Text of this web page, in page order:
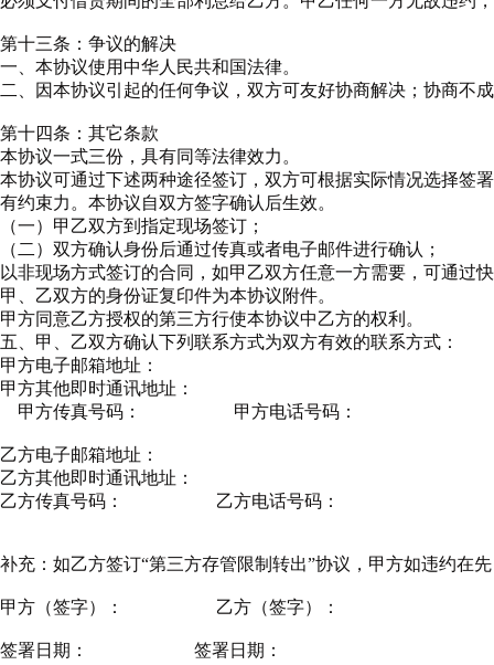
第十三条：争议的解决
一、本协议使用中华人民共和国法律。
二、因本协议引起的任何争议，双方可友好协商解决；协商不
第十四条：其它条款
本协议一式三份，具有同等法律效力。
本协议可通过下述两种途径签订，双方可根据实际情况选择签
有约束力。本协议自双方签字确认后生效。
（一）甲乙双方到指定现场签订；
（二）双方确认身份后通过传真或者电子邮件进行确认；
以非现场方式签订的合同，如甲乙双方任意一方需要，可通过
甲、乙双方的身份证复印件为本协议附件。
甲方同意乙方授权的第三方行使本协议中乙方的权利。
五、甲、乙双方确认下列联系方式为双方有效的联系方式：
甲方电子邮箱地址：
甲方其他即时通讯地址：
甲方传真号码： 甲方电话号码：
乙方电子邮箱地址：
乙方其他即时通讯地址：
乙方传真号码： 乙方电话号码：
补充：如乙方签订“第三方存管限制转出”协议，甲方如违约在
甲方（签字）： 乙方（签字）：
签署日期： 签署日期：